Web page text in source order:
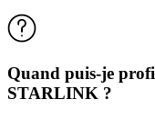
Quand puis-je
STARLINK ?